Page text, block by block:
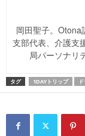
岡田聖子。Otona
支部代表、介護支
局パーソナリ
タグ 1DAYトリップ